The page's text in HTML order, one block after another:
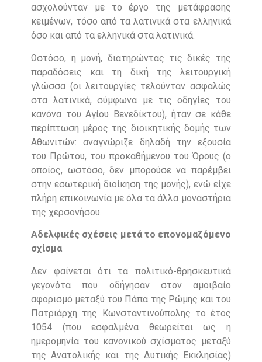
ασχολούνταν με το έργο της μετάφρασης
κειμένων, τόσο από τα λατινικά στα ελληνικά
όσο και από τα ελληνικά στα λατινικά.
Ωστόσο, η μονή, διατηρώντας τις δικές της
παραδόσεις και τη δική της λειτουργική
γλώσσα (οι λειτουργίες τελούνταν ασφαλώς
στα λατινικά, σύμφωνα με τις οδηγίες του
κανόνα του Αγίου Βενεδίκτου), ήταν σε κάθε
περίπτωση μέρος της διοικητικής δομής των
Αθωνιτών: αναγνώριζε δηλαδή την εξουσία
του Πρώτου, του προκαθήμενου του Όρους (ο
οποίος, ωστόσο, δεν μπορούσε να παρέμβει
στην εσωτερική διοίκηση της μονής), ενώ είχε
πλήρη επικοινωνία με όλα τα άλλα μοναστήρια
της χερσονήσου.
Αδελφικές σχέσεις μετά το επονομαζόμενο
σχίσμα
Δεν φαίνεται ότι τα πολιτικό-θρησκευτικά
γεγονότα που οδήγησαν στον αμοιβαίο
αφορισμό μεταξύ του Πάπα της Ρώμης και του
Πατριάρχη της Κωνσταντινούπολης το έτος
1054 (που εσφαλμένα θεωρείται ως η
ημερομηνία του κανονικού σχίσματος μεταξύ
της Ανατολικής και της Δυτικής Εκκλησίας)